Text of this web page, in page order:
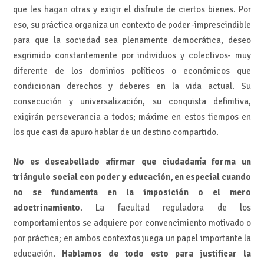
que les hagan otras y exigir el disfrute de ciertos bienes. Por
eso, su práctica organiza un contexto de poder -imprescindible
para que la sociedad sea plenamente democrática, deseo
esgrimido constantemente por individuos y colectivos- muy
diferente de los dominios políticos o económicos que
condicionan derechos y deberes en la vida actual. Su
consecución y universalización, su conquista definitiva,
exigirán perseverancia a todos; máxime en estos tiempos en
los que casi da apuro hablar de un destino compartido.
No es descabellado afirmar que ciudadanía forma un
triángulo social con poder y educación, en especial cuando
no se fundamenta en la imposición o el mero
adoctrinamiento. La facultad reguladora de los
comportamientos se adquiere por convencimiento motivado o
por práctica; en ambos contextos juega un papel importante la
educación.
Hablamos de todo esto para justificar la